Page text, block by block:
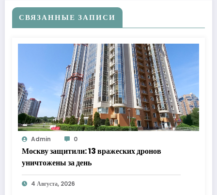
СВЯЗАННЫЕ ЗАПИСИ
Admin 0
Москву защитили: 13 вражеских дронов
уничтожены за день
4 Августа, 2026